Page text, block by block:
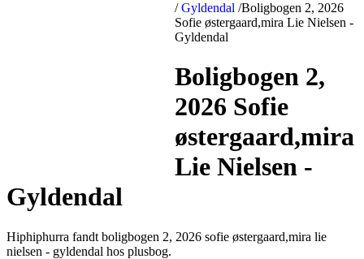
/ Gyldendal /Boligbogen 2, 2026
Sofie østergaard,mira Lie Nielsen -
Gyldendal
Boligbogen 2,
2026 Sofie
østergaard,mira
Lie Nielsen -
Gyldendal
Hiphiphurra fandt boligbogen 2, 2026 sofie østergaard,mira lie
nielsen - gyldendal hos plusbog.